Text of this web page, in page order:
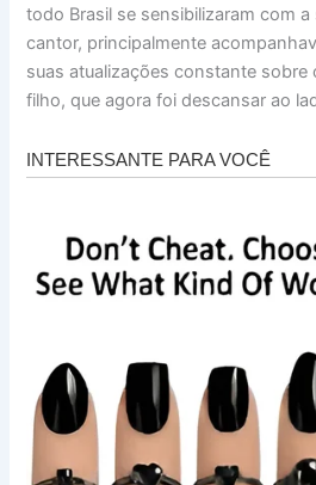
todo Brasil se sensibilizaram com
cantor, principalmente
suas atualizações constante sobre
filho, que agora foi descansar ao